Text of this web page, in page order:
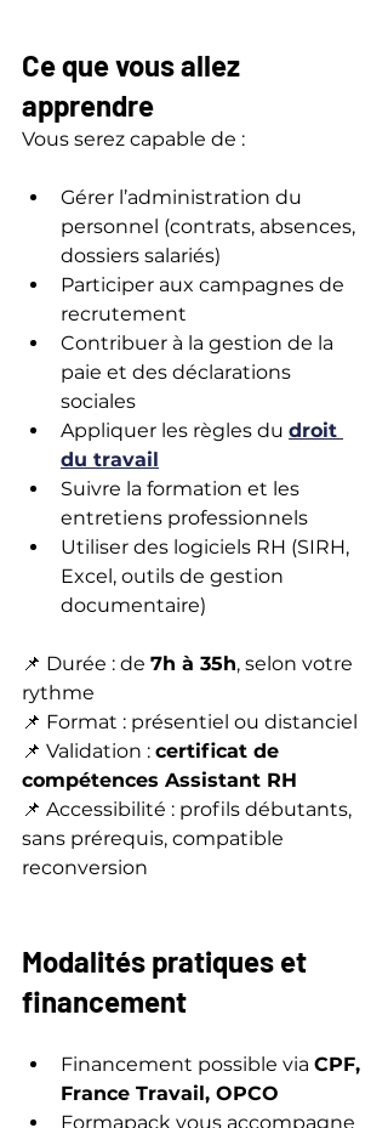
Ce que vous allez
apprendre
Vous serez capable de :
Gérer l’administration du
personnel (contrats, absences,
dossiers salariés)
Participer aux campagnes de
recrutement
Contribuer à la gestion de la
paie et des déclarations
sociales
Appliquer les règles du droit
du travail
Suivre la formation et les
entretiens professionnels
Utiliser des logiciels RH (SIRH,
Excel, outils de gestion
documentaire)
📌 Durée : de 7h à 35h, selon votre
rythme
📌 Format : présentiel ou distanciel
📌 Validation : certificat de
compétences Assistant RH
📌 Accessibilité : profils débutants,
sans prérequis, compatible
reconversion
Modalités pratiques et
financement
Financement possible via CPF,
France Travail, OPCO
Formapack vous accompagne